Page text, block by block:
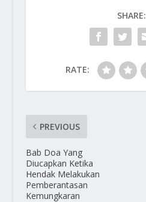
SHARE:
RATE:
PREVIOUS
Bab Doa Yang
Diucapkan Ketika
Hendak Melakukan
Pemberantasan
Kemungkaran